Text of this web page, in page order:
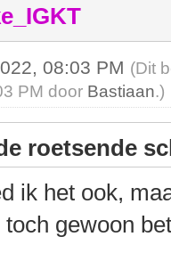
08:03 PM (Dit
PM door Bastiaan.)
roetsende
ik het ook,
toch gewoon